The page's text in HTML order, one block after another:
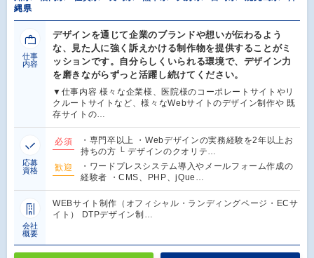
縄県
仕事
内容
デザインを通じて企業のブランドや想いが伝わるよう
な、見た人に強く訴えかける制作物を提供することがミ
ッションです。自分らしくいられる環境で、デザイン力
を磨きながらずっと活躍し続けてください。
▼仕事内容 様々な企業様、医院様のコーポレートサイトやリ
クルートサイトなど、様々なWebサイトのデザイン制作や 既
存サイトの…
応募
資格
必須
・専門卒以上 ・Webデザインの実務経験を2年以上お
持ちの方 └ デザインのクオリテ…
歓迎
・ワードプレスシステム導入やメールフォーム作成の
経験者 ・CMS、PHP、jQue…
会社
概要
WEBサイト制作（オフィシャル・ランディングページ・ECサ
イト） DTPデザイン制…